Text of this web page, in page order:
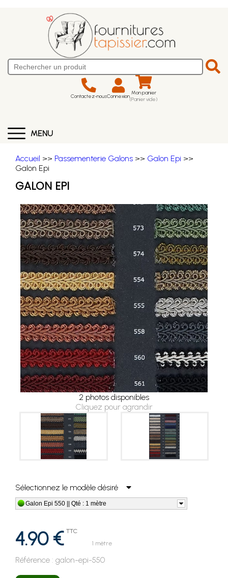
Contactez-nousConnexion Mon panier
(Panier vide)
MENU
Accueil >> Passementerie Galons >> Galon Epi >>
Galon Epi
GALON EPI
2 photos disponibles
Cliquez pour agrandir
Sélectionnez le modèle désiré
Galon Epi 550 || Qté : 1 mètre
4.90 € TTC
1 mètre
Référence : galon-epi-550